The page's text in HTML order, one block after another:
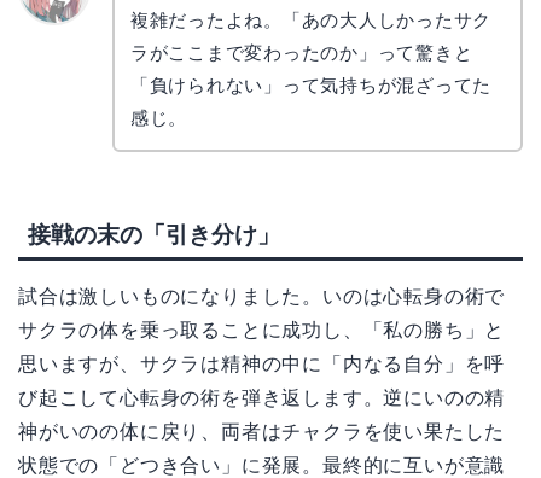
複雑だったよね。「あの大人しかったサク
ラがここまで変わったのか」って驚きと
「負けられない」って気持ちが混ざってた
感じ。
接戦の末の「引き分け」
試合は激しいものになりました。いのは心転身の術で
サクラの体を乗っ取ることに成功し、「私の勝ち」と
思いますが、サクラは精神の中に「内なる自分」を呼
び起こして心転身の術を弾き返します。逆にいのの精
神がいのの体に戻り、両者はチャクラを使い果たした
状態での「どつき合い」に発展。最終的に互いが意識